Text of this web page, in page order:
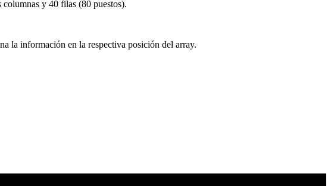
y 40 filas (80 puestos).
la información en la respectiva posición del array.